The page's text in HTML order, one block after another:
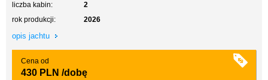
liczba kabin:
2
rok produkcji:
2026
opis jachtu
Cena od
430 PLN /dobę